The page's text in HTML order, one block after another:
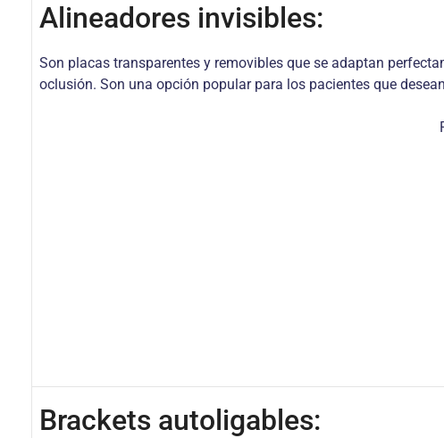
Alineadores invisibles:
Son placas transparentes y removibles que se adaptan
oclusión. Son una opción popular para los pacientes que
Brackets autoligables: